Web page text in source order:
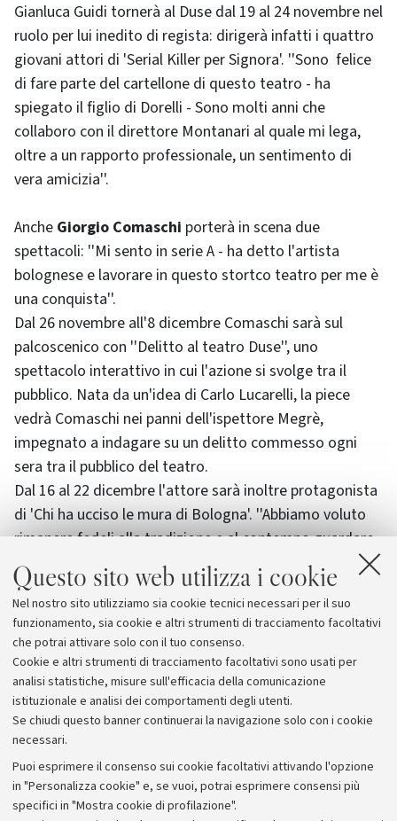
Questo sito web utilizza i cookie
Nel nostro sito utilizziamo sia cookie tecnici necessari per il suo
funzionamento, sia cookie e altri strumenti di tracciamento facoltativi
che potrai attivare solo con il tuo consenso.
Cookie e altri strumenti di tracciamento facoltativi sono usati per
analisi statistiche, misure sull'efficacia della comunicazione
istituzionale e analisi dei comportamenti degli utenti.
Se chiudi questo banner continuerai la navigazione solo con i cookie
necessari.
Puoi esprimere il consenso sui cookie facoltativi attivando l'opzione
in "Personalizza cookie" e, se vuoi, potrai esprimere consensi più
specifici in "Mostra cookie di profilazione".
Gianluca Guidi tornerà al Duse dal 19 al 24 novembre nel
ruolo per lui inedito di regista: dirigerà infatti i quattro
giovani attori di 'Serial Killer per Signora'. ''Sono felice
di fare parte del cartellone di questo teatro - ha
spiegato il figlio di Dorelli - Sono molti anni che
collaboro con il direttore Montanari al quale mi lega,
oltre a un rapporto professionale, un sentimento di
vera amicizia''.
Anche Giorgio Comaschi porterà in scena due
spettacoli: ''Mi sento in serie A - ha detto l'artista
bolognese e lavorare in questo stortco teatro per me è
una conquista''.
Dal 26 novembre all'8 dicembre Comaschi sarà sul
palcoscenico con ''Delitto al teatro Duse'', uno
spettacolo interattivo in cui l'azione si svolge tra il
pubblico. Nata da un'idea di Carlo Lucarelli, la piece
vedrà Comaschi nei panni dell'ispettore Megrè,
impegnato a indagare su un delitto commesso ogni
sera tra il pubblico del teatro.
Dal 16 al 22 dicembre l'attore sarà inoltre protagonista
di 'Chi ha ucciso le mura di Bologna'. ''Abbiamo voluto
rimanere fedeli alla tradizione e al contempo guardare
alle novita' - ha concluso Galdieri - per questo abbiamo
deciso di ospitare spettacoli di musica, danza e prosa
interpretati da artisti importanti come Aldo Giuffre',
Milva, Marco Columbro, Mariangela D'abbraccio e
Alessandro Benvenuti''.
Archivio
Comunicati stampa